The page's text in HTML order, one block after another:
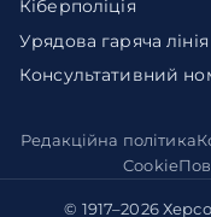
Кіберполіція
Урядова гаряча лінія
Консультативний
Редакційна політика
Cookie
© 1917–2026